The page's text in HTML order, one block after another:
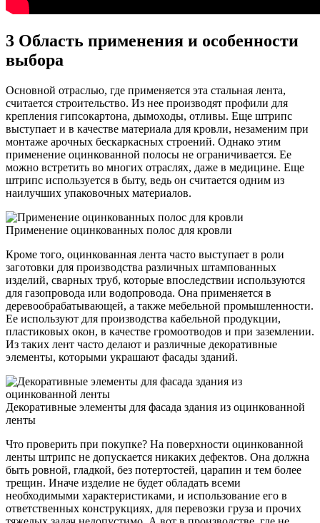
3 Область применения и особенности
выбора
Основной отраслью, где применяется эта стальная лента,
считается строительство. Из нее производят профили для
крепления гипсокартона, дымоходы, отливы. Еще штрипс
выступает и в качестве материала для кровли, незаменим при
монтаже арочных бескаркасных строений. Однако этим
применение оцинкованной полосы не ограничивается. Ее
можно встретить во многих отраслях, даже в медицине. Еще
штрипс используется в быту, ведь он считается одним из
наилучших упаковочных материалов.
Применение оцинкованных полос для кровли
Кроме того, оцинкованная лента часто выступает в роли
заготовки для производства различных штампованных
изделий, сварных труб, которые впоследствии используются
для газопровода или водопровода. Она применяется в
деревообрабатывающей, а также мебельной промышленности.
Ее используют для производства кабельной продукции,
пластиковых окон, в качестве громоотводов и при заземлении.
Из таких лент часто делают и различные декоративные
элементы, которыми украшают фасады зданий.
Декоративные элементы для фасада здания из оцинкованной
ленты
Что проверить при покупке? На поверхности оцинкованной
ленты штрипс не допускается никаких дефектов. Она должна
быть ровной, гладкой, без потертостей, царапин и тем более
трещин. Иначе изделие не будет обладать всеми
необходимыми характеристиками, и использование его в
ответственных конструкциях, для перевозки груза и прочих